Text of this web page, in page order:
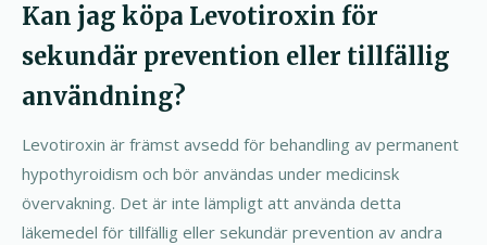
Kan jag köpa Levotiroxin för
sekundär prevention eller tillfällig
användning?
Levotiroxin är främst avsedd för behandling av permanent
hypothyroidism och bör användas under medicinsk
övervakning. Det är inte lämpligt att använda detta
läkemedel för tillfällig eller sekundär prevention av andra